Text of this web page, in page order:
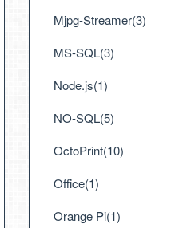
Mjpg-Streamer(3)
MS-SQL(3)
Node.js(1)
NO-SQL(5)
OctoPrint(10)
Office(1)
Orange Pi(1)